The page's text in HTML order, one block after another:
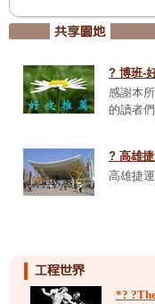
? 博班-
感謝本
的讀者們
? 高雄
高雄捷
*?